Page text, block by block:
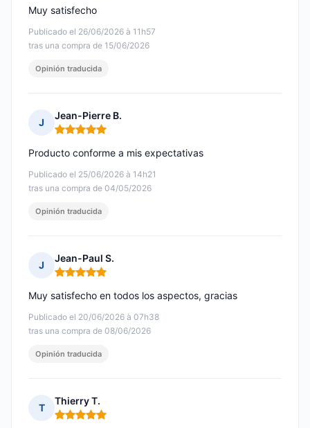
Publicado el 26/06/2026 à 11h57
tras una compra de 15/06/2026
Muy satisfecho
Opinión traducida
J
Jean-Pierre B.
Nota: 5 de 5
Publicado el 25/06/2026 à 14h21
tras una compra de 04/05/2026
Producto conforme a mis expectativas
Opinión traducida
J
Jean-Paul S.
Nota: 5 de 5
Publicado el 20/06/2026 à 07h38
tras una compra de 08/06/2026
Muy satisfecho en todos los aspectos, gracias
Opinión traducida
T
Thierry T.
Nota: 5 de 5